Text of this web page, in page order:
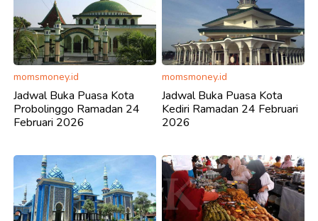
momsmoney.id
Jadwal Buka Puasa Kota
Probolinggo Ramadan 24
Februari 2026
momsmoney.id
Jadwal Buka Puasa Kota
Kediri Ramadan 24 Februari
2026